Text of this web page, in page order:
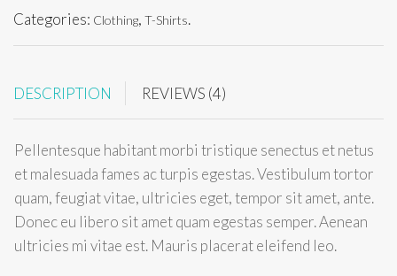
Categories: Clothing, T-Shirts.
DESCRIPTION REVIEWS (4)
Pellentesque habitant morbi tristique senectus et netus
et malesuada fames ac turpis egestas. Vestibulum tortor
quam, feugiat vitae, ultricies eget, tempor sit amet, ante.
Donec eu libero sit amet quam egestas semper. Aenean
ultricies mi vitae est. Mauris placerat eleifend leo.